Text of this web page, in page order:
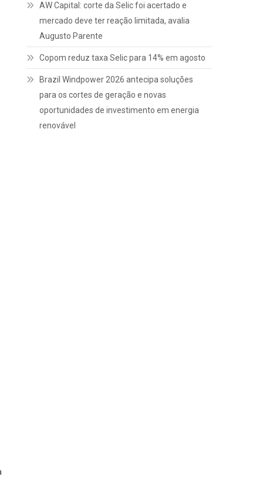
AW Capital: corte da Selic foi acertado e
mercado deve ter reação limitada, avalia
Augusto Parente
Copom reduz taxa Selic para 14% em agosto
Brazil Windpower 2026 antecipa soluções
para os cortes de geração e novas
oportunidades de investimento em energia
renovável